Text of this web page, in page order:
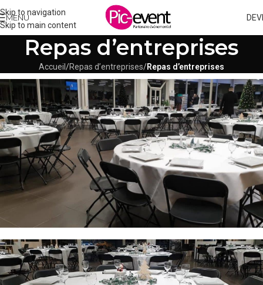
Skip to navigation
Skip to main content
MENU
Repas d’entreprises
Accueil /Repas d’entreprises/Repas d’entreprises